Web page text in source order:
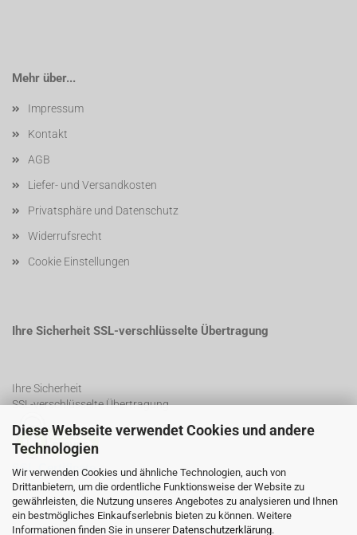
Diese Webseite verwendet Cookies und andere
Technologien
Wir verwenden Cookies und ähnliche Technologien, auch von
Drittanbietern, um die ordentliche Funktionsweise der Website zu
gewährleisten, die Nutzung unseres Angebotes zu analysieren und Ihnen
ein bestmögliches Einkaufserlebnis bieten zu können. Weitere
Informationen finden Sie in unserer Datenschutzerklärung.
Mehr über...
Impressum
Kontakt
AGB
Liefer- und Versandkosten
Privatsphäre und Datenschutz
Widerrufsrecht
Cookie Einstellungen
Ihre Sicherheit SSL-verschlüsselte Übertragung
Ihre Sicherheit
SSL-verschlüsselte Übertragung
SSL Certificate